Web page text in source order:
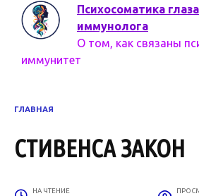
Психосоматика
иммунолога
О том, как связаны
иммунитет
ГЛАВНАЯ
СТИВЕНСА ЗАКОН
НА ЧТЕНИЕ